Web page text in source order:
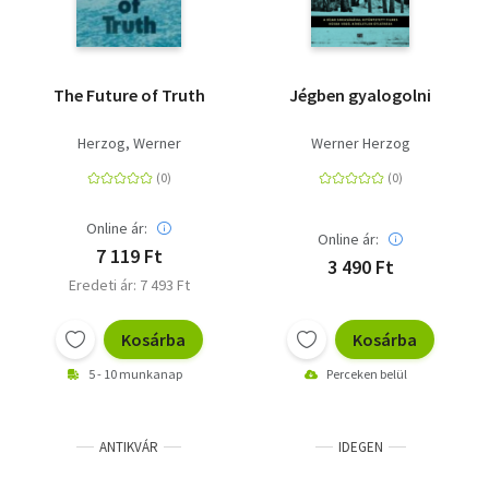
The Future of Truth
Herzog, Werner
Online ár:
7 119 Ft
Eredeti ár: 7 493 Ft
Kosárba
5 - 10 munkanap
Jégben gyalogolni
Werner Herzog
Online ár:
3 490 Ft
Kosárba
Perceken belül
ANTIKVÁR IDEGEN